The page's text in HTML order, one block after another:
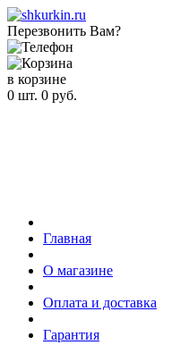
Перезвонить Вам?
в корзине
0 шт. 0 руб.
Главная
О магазине
Оплата и доставка
Гарантия